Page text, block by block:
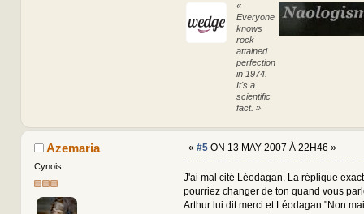
«
Everyone
knows
rock
attained
perfection
in 1974.
It's a
scientific
fact. »
Azemaria
Cynois
« #5ON 13 MAY 2007 À 22H46 »
J'ai mal cité Léodagan. La réplique
pourriez changer de ton quand vous
Arthur lui dit merci et Léodagan "Non